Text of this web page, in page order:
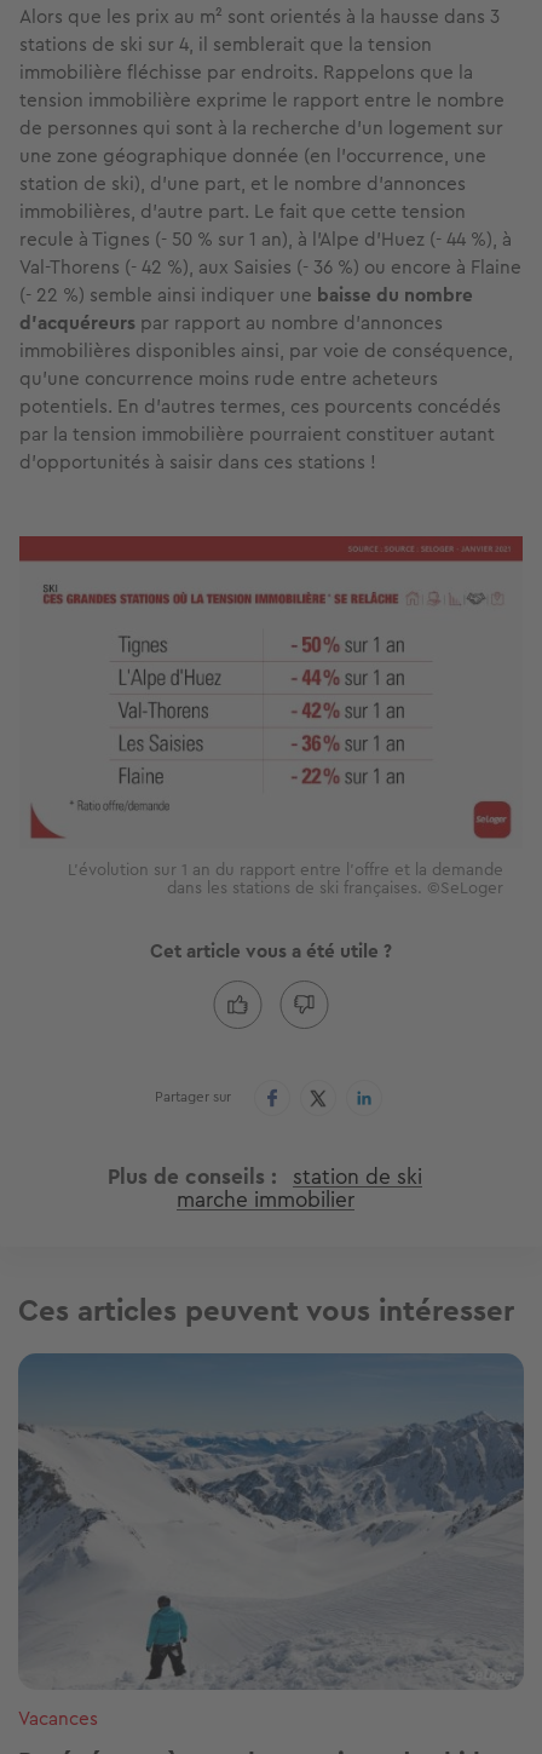
Alors que les prix au m² sont orientés à la hausse dans 3
stations de ski sur 4, il semblerait que la tension
immobilière fléchisse par endroits. Rappelons que la
tension immobilière exprime le rapport entre le nombre
de personnes qui sont à la recherche d'un logement sur
une zone géographique donnée (en l'occurrence, une
station de ski), d’une part, et le nombre d’annonces
immobilières, d’autre part. Le fait que cette tension
recule à Tignes (- 50 % sur 1 an), à l’Alpe d’Huez (- 44 %), à
Val-Thorens (- 42 %), aux Saisies (- 36 %) ou encore à Flaine
(- 22 %) semble ainsi indiquer une baisse du nombre
d’acquéreurs par rapport au nombre d’annonces
immobilières disponibles ainsi, par voie de conséquence,
qu'une concurrence moins rude entre acheteurs
potentiels. En d’autres termes, ces pourcents concédés
par la tension immobilière pourraient constituer autant
d’opportunités à saisir dans ces stations !
L'évolution sur 1 an du rapport entre l'offre et la demande
dans les stations de ski françaises. ©SeLoger
Cet article vous a été utile ?
Partager sur
Plus de conseils station de ski
marche immobilier
Ces articles peuvent vous intéresser
Image
Vacances